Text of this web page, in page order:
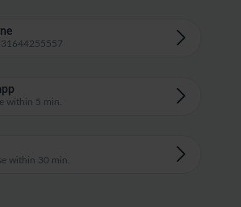
within 5 min.
within 30 min.